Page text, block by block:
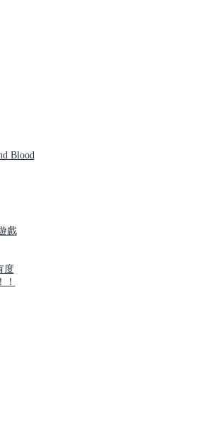
Blood
戲
度
！